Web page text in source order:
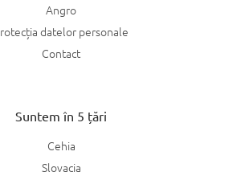
Angro
datelor personale
Contact
Suntem în 5 țări
Cehia
Slovacia